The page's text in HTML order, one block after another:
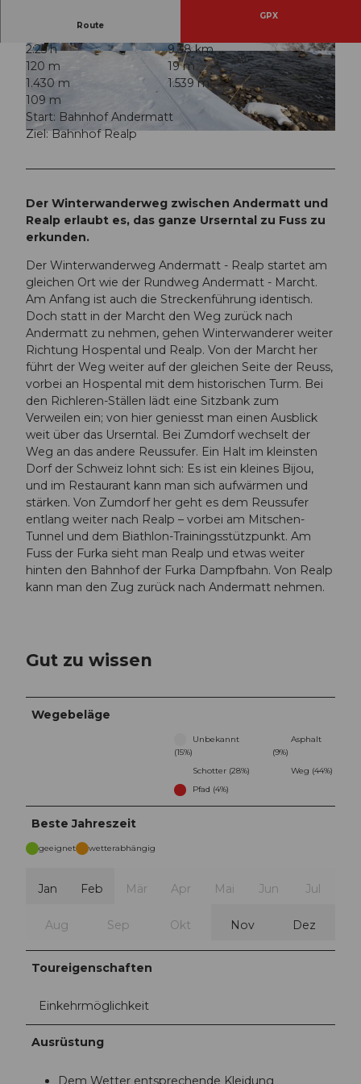
© Ferienregion Andermatt
© Valentin Luthiger, Ferienregion Andermatt © Valentin Luthiger, Ferienregion Andermatt
Route
GPX
2:25 h
9,38 km
120 m
19 m
1.430 m
1.539 m
109 m
Start: Bahnhof Andermatt
Ziel: Bahnhof Realp
Der Winterwanderweg zwischen Andermatt und
Realp erlaubt es, das ganze Urserntal zu Fuss zu
erkunden.
Der Winterwanderweg Andermatt - Realp startet am
gleichen Ort wie der Rundweg Andermatt - Marcht.
Am Anfang ist auch die Streckenführung identisch.
Doch statt in der Marcht den Weg zurück nach
Andermatt zu nehmen, gehen Winterwanderer weiter
Richtung Hospental und Realp. Von der Marcht her
führt der Weg weiter auf der gleichen Seite der Reuss,
vorbei an Hospental mit dem historischen Turm. Bei
den Richleren-Ställen lädt eine Sitzbank zum
Verweilen ein; von hier geniesst man einen Ausblick
weit über das Urserntal. Bei Zumdorf wechselt der
Weg an das andere Reussufer. Ein Halt im kleinsten
Dorf der Schweiz lohnt sich: Es ist ein kleines Bijou,
und im Restaurant kann man sich aufwärmen und
stärken. Von Zumdorf her geht es dem Reussufer
entlang weiter nach Realp – vorbei am Mitschen-
Tunnel und dem Biathlon-Trainingsstützpunkt. Am
Fuss der Furka sieht man Realp und etwas weiter
hinten den Bahnhof der Furka Dampfbahn. Von Realp
kann man den Zug zurück nach Andermatt nehmen.
Gut zu wissen
Wegebeläge
Unbekannt
(15%)
Asphalt
(9%)
Schotter (28%)
Weg (44%)
Pfad (4%)
Beste Jahreszeit
geeignet wetterabhängig
Jan Feb Mär Apr Mai Jun Jul
Aug Sep Okt Nov Dez
Toureigenschaften
Einkehrmöglichkeit
Ausrüstung
Dem Wetter entsprechende Kleidung